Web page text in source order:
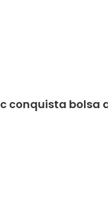
conquista bolsa